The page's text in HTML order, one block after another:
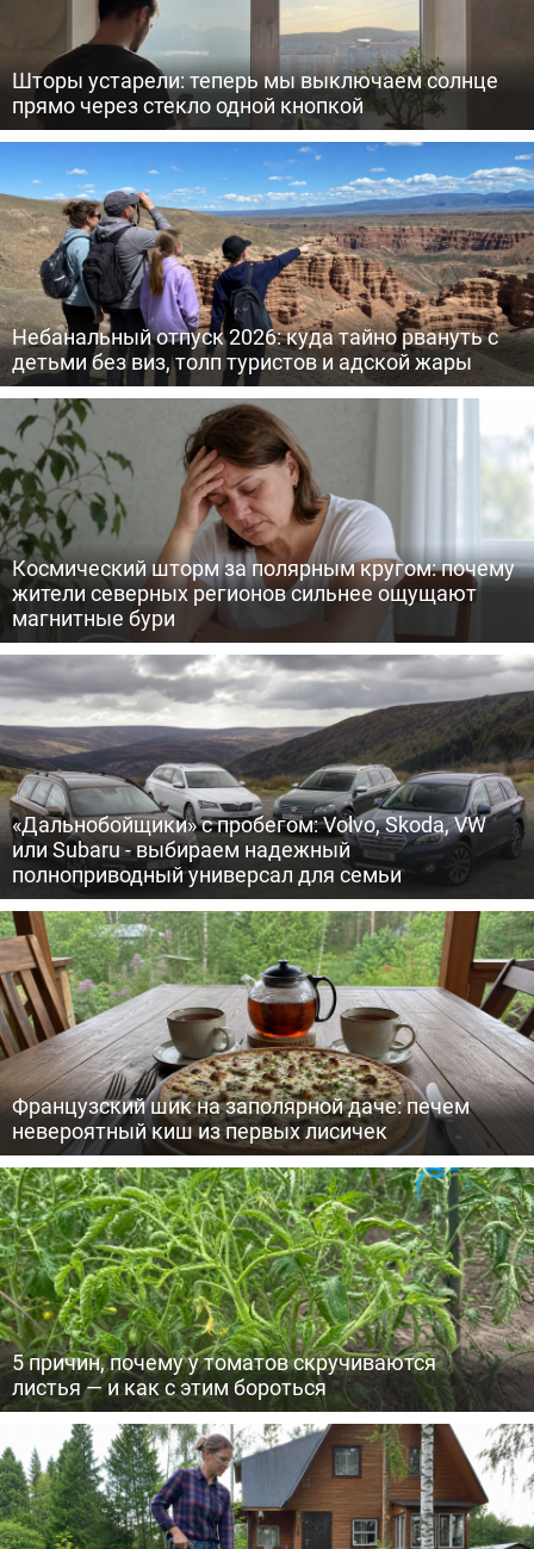
Шторы устарели: теперь мы выключаем солнце
прямо через стекло одной кнопкой
Небанальный отпуск 2026: куда тайно рвануть с
детьми без виз, толп туристов и адской жары
Космический шторм за полярным кругом: почему
жители северных регионов сильнее ощущают
магнитные бури
«Дальнобойщики» с пробегом: Volvo, Skoda, VW
или Subaru - выбираем надежный
полноприводный универсал для семьи
Французский шик на заполярной даче: печем
невероятный киш из первых лисичек
5 причин, почему у томатов скручиваются
листья — и как с этим бороться